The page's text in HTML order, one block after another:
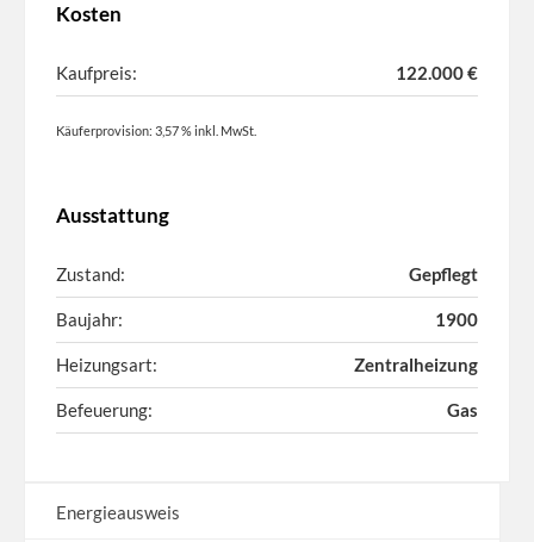
Kosten
Kaufpreis: 122.000 €
Käuferprovision: 3,57 % inkl. MwSt.
Ausstattung
Zustand: Gepflegt
Baujahr: 1900
Heizungsart: Zentralheizung
Befeuerung: Gas
Energieausweis